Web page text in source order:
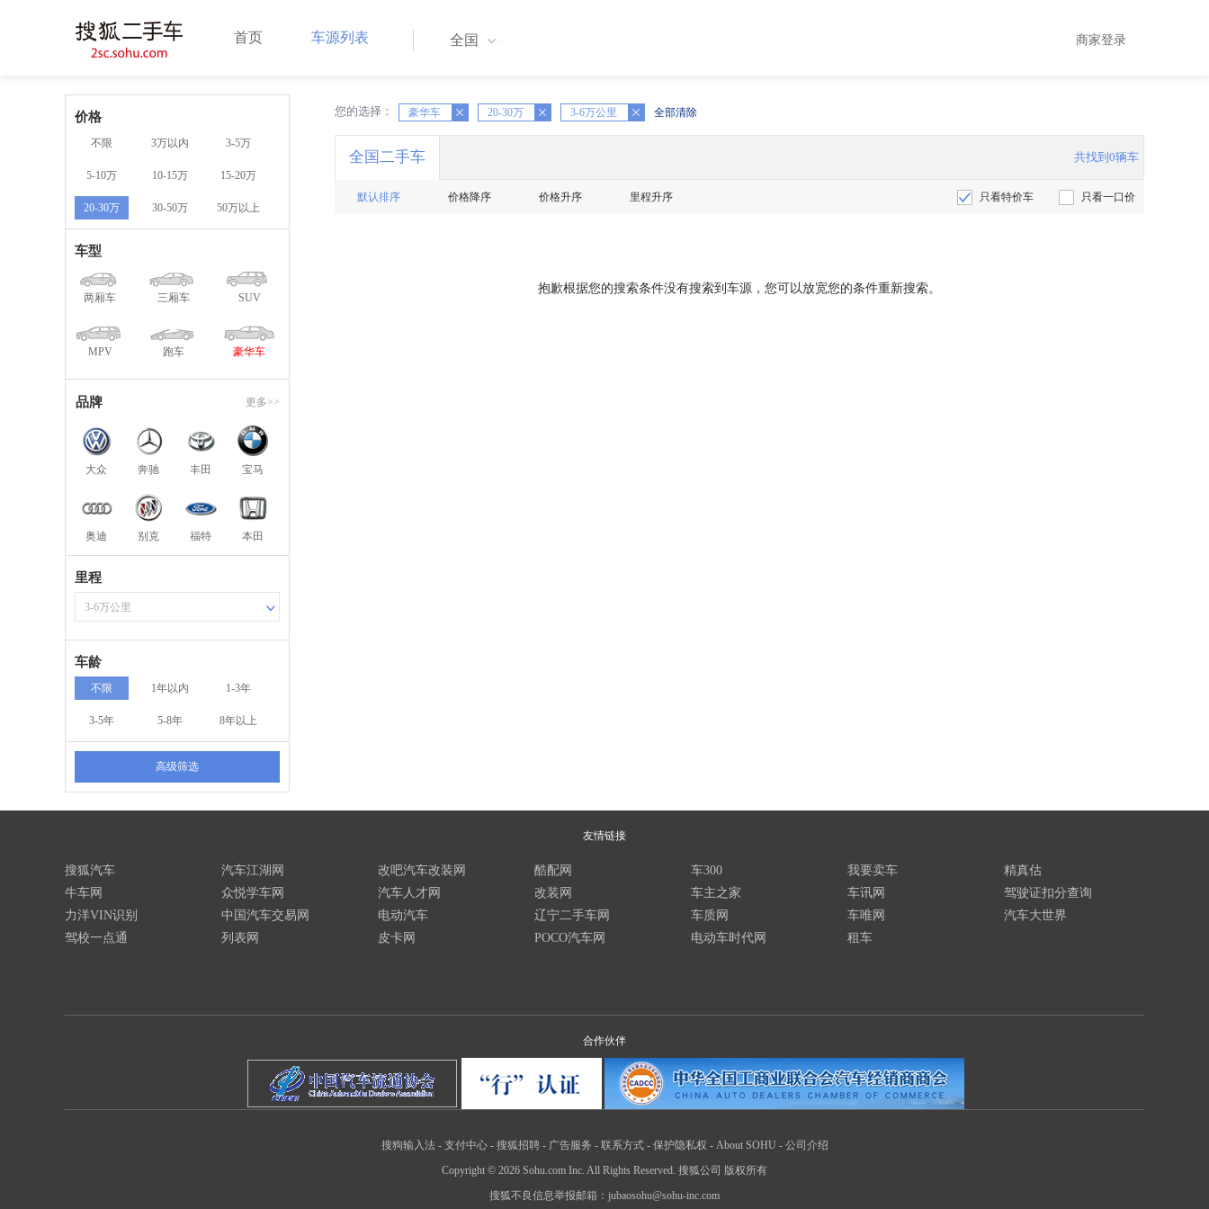
首页 车源列表 全国 商家登录
价格
不限 3万以内 3-5万
5-10万 10-15万 15-20万
20-30万 30-50万 50万以上
车型
两厢车 三厢车 SUV
MPV 跑车 豪华车
品牌 更多>>
大众 奔驰 丰田 宝马
奥迪 别克 福特 本田
里程
3-6万公里
车龄
不限 1年以内 1-3年
3-5年 5-8年 8年以上
高级筛选
您的选择： 豪华车
X 20-30万
X 3-6万公里 全部清除
全国二手车 共找到0辆车
只看特价车 只看一口价
默认排序 价格降序 价格升序 里程升序
抱歉根据您的搜索条件没有搜索到车源，您可以放宽您的条件重新搜索。
友情链接
搜狐汽车
牛车网
力洋VIN识别
驾校一点通
汽车江湖网
众悦学车网
中国汽车交易网
列表网
改吧汽车改装网
汽车人才网
电动汽车
皮卡网
酷配网
改装网
辽宁二手车网
POCO汽车网
车300
车主之家
车质网
电动车时代网
我要卖车
车讯网
车唯网
租车
精真估
驾驶证扣分查询
汽车大世界
合作伙伴
搜狗输入法- 支付中心- 搜狐招聘- 广告服务 - 联系方式- 保护隐私权 - About SOHU - 公司介绍
Copyright © 2026 Sohu.com Inc. All Rights Reserved. 搜狐公司 版权所有
搜狐不良信息举报邮箱： jubaosohu@sohu-inc.com